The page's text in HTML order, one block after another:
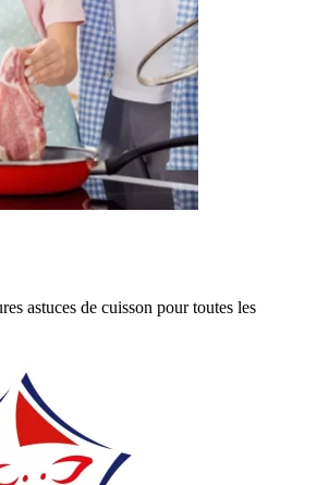
astuces de cuisson pour toutes les